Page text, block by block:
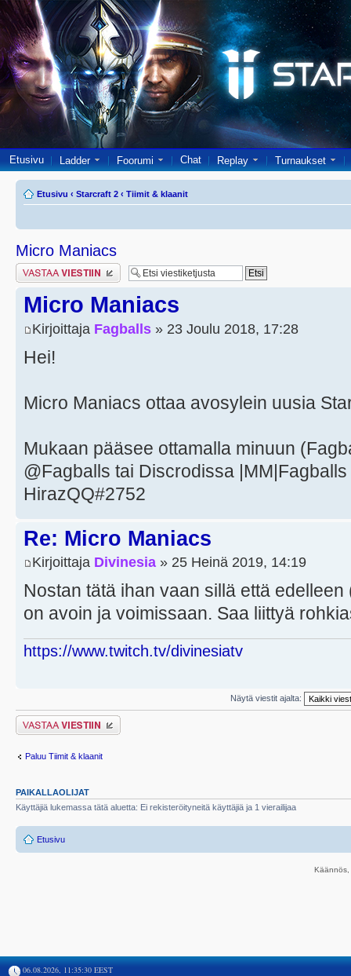
Etusivu Ladder Foorumi Chat Replay Turnaukset
Etusivu ‹ Starcraft 2 ‹ Tiimit & klaanit
Micro Maniacs
Lähetä vastaus
Micro Maniacs
Kirjoittaja Fagballs » 23 Joulu 2018, 17:28
Hei!
Micro Maniacs ottaa avosylein uusia
Mukaan pääsee ottamalla minuun
@Fagballs tai Discrodissa
HirazQQ#2752
Re: Micro Maniacs
Kirjoittaja Divinesia » 25 Heinä 2019, 14:19
Nostan tätä ihan vaan sillä että
on avoin ja voimissaan. Saa liittyä
https://www.twitch.tv/divinesiatv
Näytä viestit ajalta:
Lähetä vastaus
Paluu Tiimit & klaanit
PAIKALLAOLIJAT
Käyttäjiä lukemassa tätä aluetta: Ei rekisteröityneitä käyttäjiä ja 1 vierailijaa
Etusivu
06.08.2026, 11:35:30 EEST